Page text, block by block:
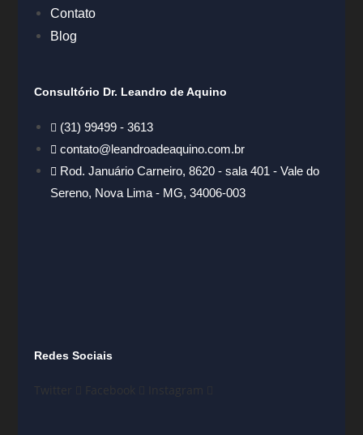
Contato
Blog
Consultório Dr. Leandro de Aquino
(31) 99499 - 3613
contato@leandroadeaquino.com.br
Rod. Januário Carneiro, 8620 - sala 401 - Vale do
Sereno, Nova Lima - MG, 34006-003
Redes Sociais
Twitter Facebook Instagram